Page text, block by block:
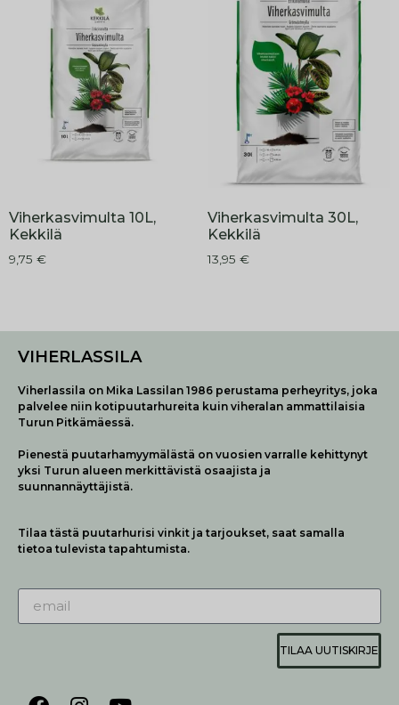
Viherkasvimulta 10L,
Kekkilä
9,75 €
Viherkasvimulta 30L,
Kekkilä
13,95 €
VIHERLASSILA
Viherlassila on Mika Lassilan 1986 perustama perheyritys, joka
palvelee niin kotipuutarhureita kuin viheralan ammattilaisia
Turun Pitkämäessä.
Pienestä puutarhamyymälästä on vuosien varralle kehittynyt
yksi Turun alueen merkittävistä osaajista ja
suunnannäyttäjistä.
Tilaa tästä puutarhurisi vinkit ja tarjoukset, saat samalla
tietoa tulevista tapahtumista.
TILAA UUTISKIRJE